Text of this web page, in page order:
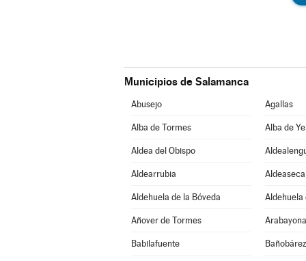
Municipios de Salamanca
Abusejo Agallas
Alba de Tormes Alba de
Aldea del Obispo
Aldearrubia
Aldehuela de la Bóveda Aldehuela
Añover de Tormes
Babilafuente Bañobárez